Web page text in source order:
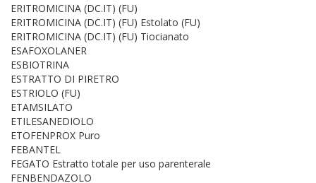
ERITROMICINA (DC.IT) (FU)
ERITROMICINA (DC.IT) (FU) Estolato (FU)
ERITROMICINA (DC.IT) (FU) Tiocianato
ESAFOXOLANER
ESBIOTRINA
ESTRATTO DI PIRETRO
ESTRIOLO (FU)
ETAMSILATO
ETILESANEDIOLO
ETOFENPROX Puro
FEBANTEL
FEGATO Estratto totale per uso parenterale
FENBENDAZOLO